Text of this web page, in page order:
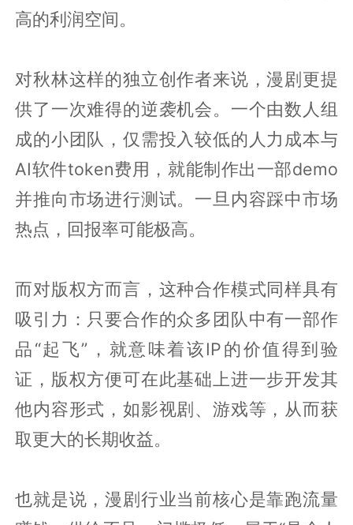
高的利润空间。
对秋林这样的独立创作者来说，漫剧更提
供了一次难得的逆袭机会。一个由数人组
成的小团队，仅需投入较低的人力成本与
AI软件token费用，就能制作出一部demo
并推向市场进行测试。一旦内容踩中市场
热点，回报率可能极高。
而对版权方而言，这种合作模式同样具有
吸引力：只要合作的众多团队中有一部作
品“起飞”，就意味着该IP的价值得到验
证，版权方便可在此基础上进一步开发其
他内容形式，如影视剧、游戏等，从而获
取更大的长期收益。
也就是说，漫剧行业当前核心是靠跑流量